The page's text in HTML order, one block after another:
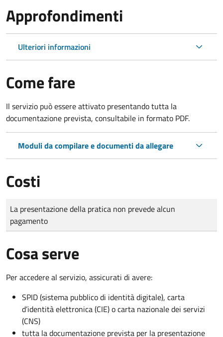
Approfondimenti
Ulteriori informazioni
Come fare
Il servizio può essere attivato presentando tutta la
documentazione prevista, consultabile in formato PDF.
Moduli da compilare e documenti da allegare
Costi
Tipo di pagamento
Importo
La presentazione della pratica non prevede alcun
pagamento
Cosa serve
Per accedere al servizio, assicurati di avere:
SPID (sistema pubblico di identità digitale), carta
d’identità elettronica (CIE) o carta nazionale dei servizi
(CNS)
tutta la documentazione prevista per la presentazione